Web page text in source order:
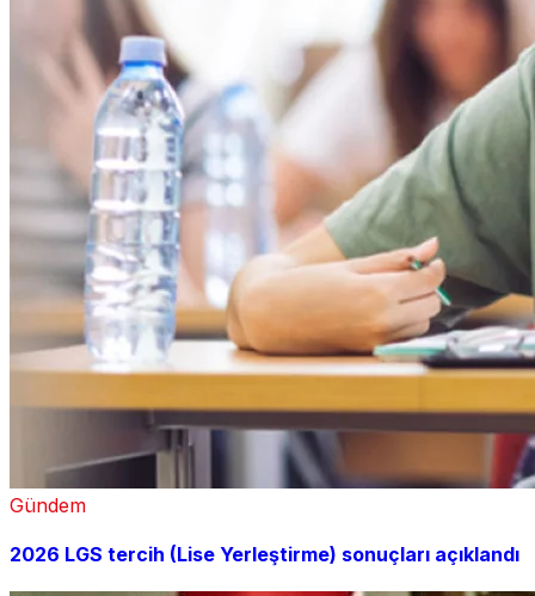
Gündem
2026 LGS tercih (Lise Yerleştirme) sonuçları açıklandı